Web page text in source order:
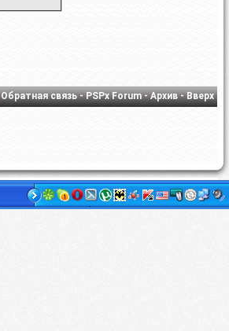
Обратная связь-PSPx Forum-Архив-Вверх